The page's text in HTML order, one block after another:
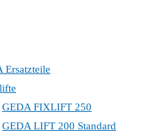
Ersatzteile
GEDA FIXLIFT 250
GEDA LIFT 200 Standard